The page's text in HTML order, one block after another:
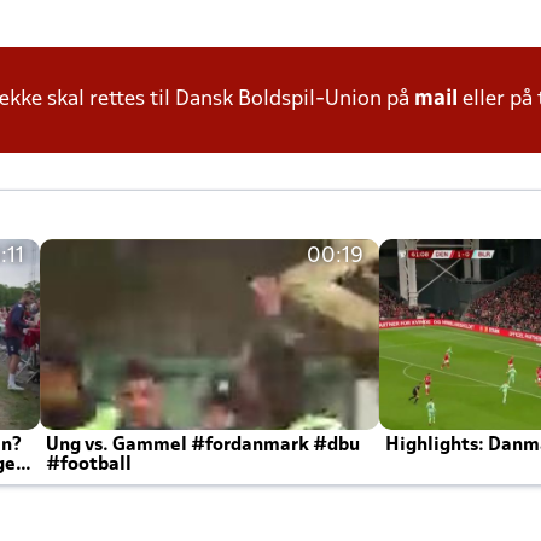
skal rettes til Dansk Boldspil-Union på mail eller på
00:19
Ung vs. Gammel #fordanmark #dbu
#football
Highlights: